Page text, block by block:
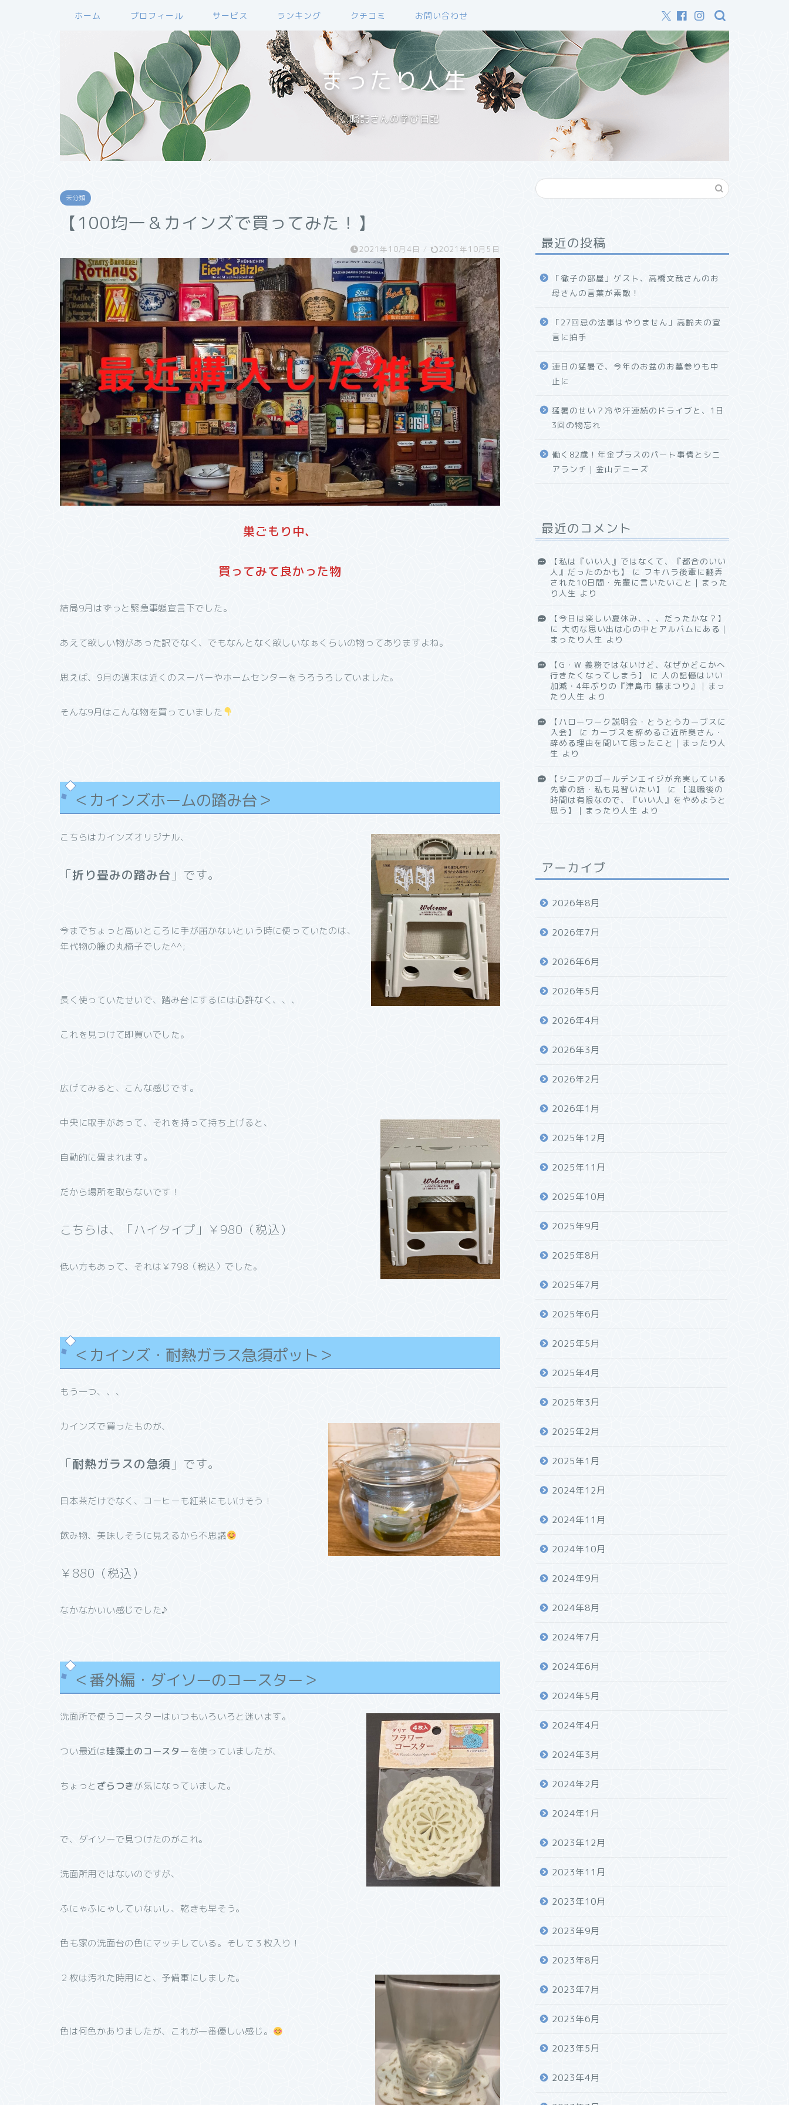
ホーム プロフィール サービス ランキング クチコミ お問い合わせ
まったり人生
嘱託さんの学び日記
未分類
【100均一＆カインズで買ってみた！】
2021年10月4日 / 2021年10月5日
巣ごもり中、
買ってみて良かった物
結局9月はずっと緊急事態宣言下でした。
あえて欲しい物があった訳でなく、でもなんとなく欲しいなぁくらいの物ってありますよね。
思えば、9月の週末は近くのスーパーやホームセンターをうろうろしていました。
そんな9月はこんな物を買っていました
＜カインズホームの踏み台＞
こちらはカインズオリジナル、
「折り畳みの踏み台 」です。
今までちょっと高いところに手が届かないという時に使っていたのは、
年代物の籐の丸椅子でした^^;
長く使っていたせいで、踏み台にするには心許なく、、、
これを見つけて即買いでした。
広げてみると、こんな感じです。
中央に取手があって、それを持って持ち上げると、
自動的に畳まれます。
だから場所を取らないです！
こちらは、「ハイタイプ」￥980（税込）
低い方もあって、それは￥798（税込）でした。
＜カインズ・耐熱ガラス急須ポット＞
もう一つ、、、
カインズで買ったものが、
「耐熱ガラスの急須 」です。
日本茶だけでなく、コーヒーも紅茶にもいけそう！
飲み物、美味しそうに見えるから不思議
￥880（税込）
なかなかいい感じでした♪
＜番外編・ダイソーのコースター＞
洗面所で使うコースターはいつもいろいろと迷います。
つい最近は珪藻土のコースターを使っていましたが、
ちょっとざらつきが気になっていました。
で、ダイソーで見つけたのがこれ。
洗面所用ではないのですが、
ふにゃふにゃしていないし、乾きも早そう。
色も家の洗面台の色にマッチしている。そして３枚入り！
２枚は汚れた時用にと、予備軍にしました。
色は何色かありましたが、これが一番優しい感じ。
最近の投稿
「徹子の部屋」ゲスト、高橋文哉さんのお
母さんの言葉が素敵！
「27回忌の法事はやりません」高齢夫の宣
言に拍手
連日の猛暑で、今年のお盆のお墓参りも中
止に
猛暑のせい？冷や汗連続のドライブと、1日
3回の物忘れ
働く82歳！年金プラスのパート事情とシニ
アランチ｜金山デニーズ
最近のコメント
【私は『いい人』ではなくて、『都合のいい
人』だったのかも】
に フキハラ後輩に翻弄
された10日間・先輩に言いたいこと｜まった
り人生 より
【今日は楽しい夏休み、、、だったかな？】
に 大切な思い出は心の中とアルバムにある｜
まったり人生 より
【G・W 義務ではないけど、なぜかどこかへ
行きたくなってしまう】
に 人の記憶はいい
加減・4年ぶりの『津島市 藤まつり』｜まっ
たり人生 より
【ハローワーク説明会・とうとうカーブスに
入会】
に カーブスを辞めるご近所奥さん・
辞める理由を聞いて思ったこと｜まったり人
生 より
【シニアのゴールデンエイジが充実している
先輩の話・私も見習いたい】
に
【退職後の
時間は有限なので、『いい人』をやめようと
思う】｜まったり人生 より
アーカイブ
2026年8月
2026年7月
2026年6月
2026年5月
2026年4月
2026年3月
2026年2月
2026年1月
2025年12月
2025年11月
2025年10月
2025年9月
2025年8月
2025年7月
2025年6月
2025年5月
2025年4月
2025年3月
2025年2月
2025年1月
2024年12月
2024年11月
2024年10月
2024年9月
2024年8月
2024年7月
2024年6月
2024年5月
2024年4月
2024年3月
2024年2月
2024年1月
2023年12月
2023年11月
2023年10月
2023年9月
2023年8月
2023年7月
2023年6月
2023年5月
2023年4月